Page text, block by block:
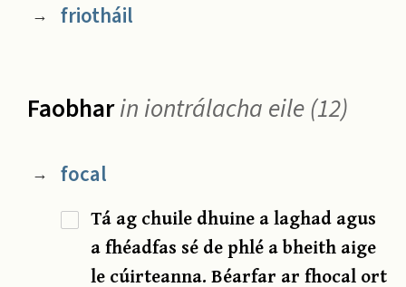
→ friotháil
Faobharin iontrálacha eile (12)
→ focal
Tá ag chuile dhuine a laghad agus
a fhéadfas sé de phlé a bheith aige
le cúirteanna. Béarfar ar fhocal ort